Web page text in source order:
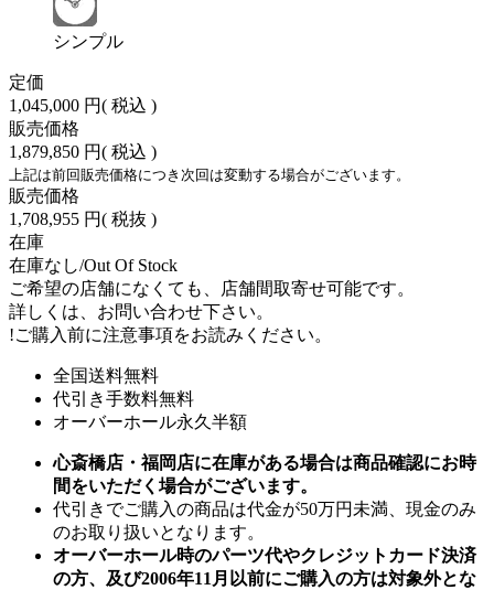
シンプル
定価
1,045,000 円( 税込 )
販売価格
1,879,850 円( 税込 )
上記は前回販売価格につき次回は変動する場合がございます。
販売価格
1,708,955 円( 税抜 )
在庫
在庫なし/Out Of Stock
ご希望の店舗になくても、店舗間取寄せ可能です。
詳しくは、お問い合わせ下さい。
!ご購入前に注意事項をお読みください。
全国送料無料
代引き手数料無料
オーバーホール永久半額
心斎橋店・福岡店に在庫がある場合は商品確認にお時
間をいただく場合がございます。
代引きでご購入の商品は代金が50万円未満、現金のみ
のお取り扱いとなります。
オーバーホール時のパーツ代やクレジットカード決済
の方、及び2006年11月以前にご購入の方は対象外とな